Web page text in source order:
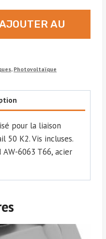
AU
, Photovoltaïque
pour la liaison
50 K2. Vis incluses.
6063 T66, acier